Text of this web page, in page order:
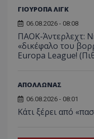
ΓΙΟΥΡΟΠΑ ΛΙΓΚ
06.08.2026 - 08:08
ΠΑΟΚ-Άντερλεχτ:
«δικέφαλο του
Europa League!
ΑΠΟΛΛΩΝΑΣ
06.08.2026 - 08:01
Κάτι ξέρει από